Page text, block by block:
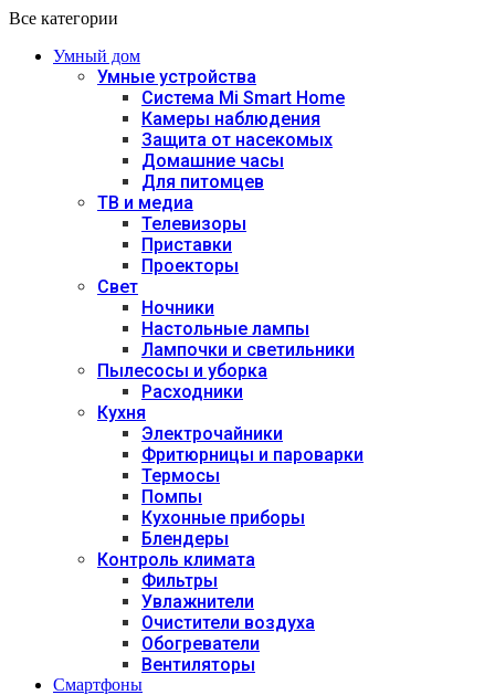
Все категории
Умный дом
Умные устройства
Система Mi Smart Home
Камеры наблюдения
Защита от насекомых
Домашние часы
Для питомцев
ТВ и медиа
Телевизоры
Приставки
Проекторы
Свет
Ночники
Настольные лампы
Лампочки и светильники
Пылесосы и уборка
Расходники
Кухня
Электрочайники
Фритюрницы и пароварки
Термосы
Помпы
Кухонные приборы
Блендеры
Контроль климата
Фильтры
Увлажнители
Очистители воздуха
Обогреватели
Вентиляторы
Смартфоны